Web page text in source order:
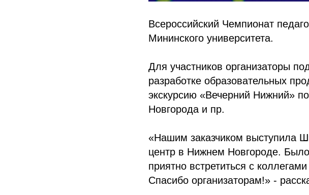
Всероссийский Чемпионат
Мининского университета.
Для участников организаторы
разработке образовательных
экскурсию «Вечерний Нижний»
Новгорода и пр.
«Нашим заказчиком выступила
центр в Нижнем Новгороде.
приятно встретиться с
Спасибо организаторам!» -